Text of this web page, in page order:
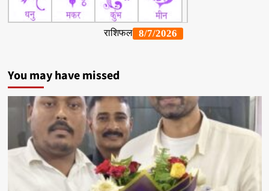
You may have missed